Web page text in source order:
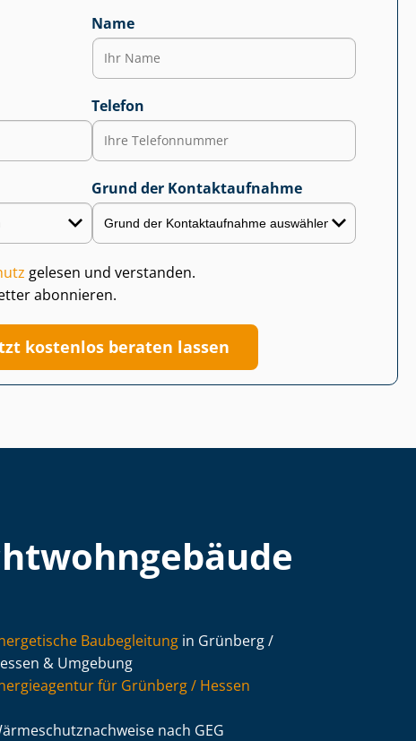
Name
Telefon
Grund der Kontaktaufnahme
gelesen und verstanden.
abonnieren.
kostenlos beraten lassen
Baubegleitung in Grünberg /
& Umgebung
für Grünberg / Hessen
nach GEG